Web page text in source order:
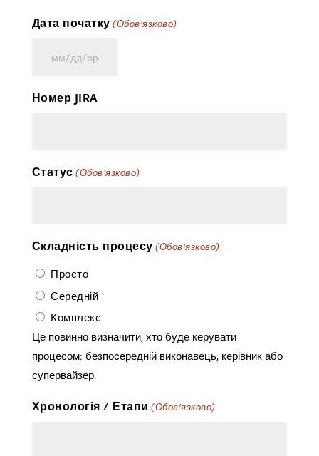
Дата початку (Обов'язково)
ММ
риска
ГГГГ
Номер JIRA
Статус (Обов'язково)
Складність процесу (Обов'язково)
Просто
Середній
Комплекс
Це повинно визначити, хто буде керувати
процесом: безпосередній виконавець, керівник або
супервайзер.
Хронологія / Етапи (Обов'язково)